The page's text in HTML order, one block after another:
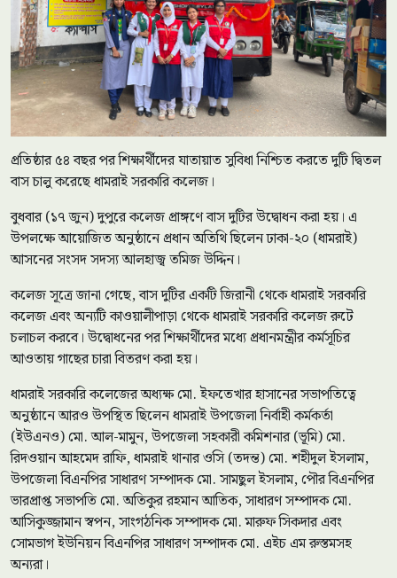
প্রতিষ্ঠার ৫৪ বছর পর শিক্ষার্থীদের যাতায়াত সুবিধা নিশ্চিত করতে দুটি দ্বিতল
বাস চালু করেছে ধামরাই সরকারি কলেজ।
বুধবার (১৭ জুন) দুপুরে কলেজ প্রাঙ্গণে বাস দুটির উদ্বোধন করা হয়। এ
উপলক্ষে আয়োজিত অনুষ্ঠানে প্রধান অতিথি ছিলেন ঢাকা-২০ (ধামরাই)
আসনের সংসদ সদস্য আলহাজ্ব তমিজ উদ্দিন।
কলেজ সূত্রে জানা গেছে, বাস দুটির একটি জিরানী থেকে ধামরাই সরকারি
কলেজ এবং অন্যটি কাওয়ালীপাড়া থেকে ধামরাই সরকারি কলেজ রুটে
চলাচল করবে। উদ্বোধনের পর শিক্ষার্থীদের মধ্যে প্রধানমন্ত্রীর কর্মসূচির
আওতায় গাছের চারা বিতরণ করা হয়।
ধামরাই সরকারি কলেজের অধ্যক্ষ মো. ইফতেখার হাসানের সভাপতিত্বে
অনুষ্ঠানে আরও উপস্থিত ছিলেন ধামরাই উপজেলা নির্বাহী কর্মকর্তা
(ইউএনও) মো. আল-মামুন, উপজেলা সহকারী কমিশনার (ভূমি) মো.
রিদওয়ান আহমেদ রাফি, ধামরাই থানার ওসি (তদন্ত) মো. শহীদুল ইসলাম,
উপজেলা বিএনপির সাধারণ সম্পাদক মো. সামছুল ইসলাম, পৌর বিএনপির
ভারপ্রাপ্ত সভাপতি মো. অতিকুর রহমান আতিক, সাধারণ সম্পাদক মো.
আসিকুজ্জামান স্বপন, সাংগঠনিক সম্পাদক মো. মারুফ সিকদার এবং
সোমভাগ ইউনিয়ন বিএনপির সাধারণ সম্পাদক মো. এইচ এম রুস্তমসহ
অন্যরা।